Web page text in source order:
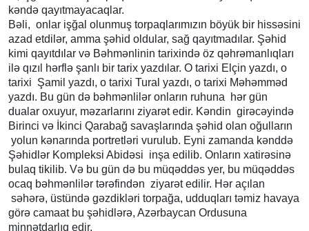
kəndə qayıtmayacaqlar.
Bəli, onlar işğal olunmuş torpaqlarımızın böyük bir hissəsini
azad etdilər, amma şəhid oldular, sağ qayıtmadılar. Şəhid
kimi qayıtdılar və Bəhmənlinin tarixində öz qəhrəmanlıqları
ilə qızıl hərflə şanlı bir tarix yazdılar. O tarixi Elçin yazdı, o
tarixi Şamil yazdı, o tarixi Tural yazdı, o tarixi Məhəmməd
yazdı. Bu gün də bəhmənlilər onların ruhuna hər gün
dualar oxuyur, məzarlarını ziyarət edir. Kəndin girəcəyində
Birinci və İkinci Qarabağ savaşlarında şəhid olan oğulların
yolun kənarında portretləri vurulub. Eyni zamanda kənddə
Şəhidlər Kompleksi Abidəsi inşa edilib. Onların xatirəsinə
bulaq tikilib. Və bu gün də bu müqəddəs yer, bu müqəddəs
ocaq bəhmənlilər tərəfindən ziyarət edilir. Hər açılan
səhərə, üstündə gəzdikləri torpağa, udduqları təmiz havaya
görə camaat bu şəhidlərə, Azərbaycan Ordusuna
minnətdarlıq edir.